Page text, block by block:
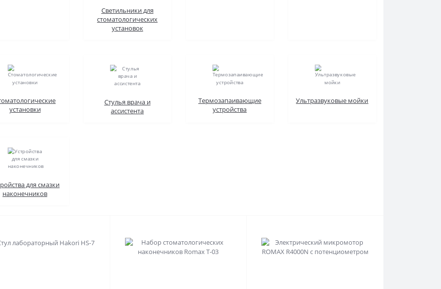
Светильники для
стоматологических
установок
установки
Стулья врача и
ассистента
Термозапаивающие
устройства
Ультразвуковые мойки
для смазки
наконечников